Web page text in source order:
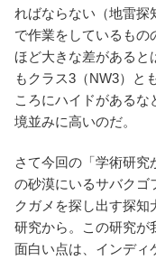
ればならない（地雷探
で作業をしているもの
ほど大きな差があると
もクラス3（NW3）と
ころにハイドがある
境並みに高いのだ。
さて今回の「学術研究
の砂漠にいるサバクゴ
クガメを探し出す探知
研究から。この研究が
面白い点は、インディ